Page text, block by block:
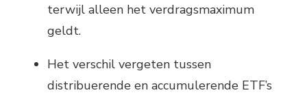
terwijl alleen het verdragsmaximum
geldt.
Het verschil vergeten tussen
distribuerende en accumulerende ETF’s